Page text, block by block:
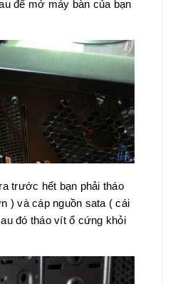
để mở máy bàn của bạn
trước hết bạn phải tháo
) và cáp nguồn sata ( cái
đó tháo vít ổ cứng khỏi